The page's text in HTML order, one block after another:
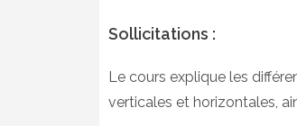
Sollicitations :
Le cours explique les
verticales et horizontales,